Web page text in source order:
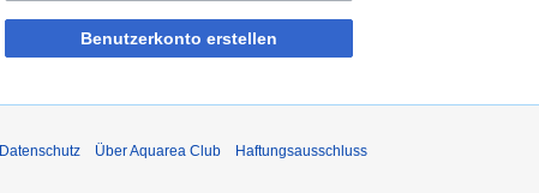
Benutzerkonto erstellen
Datenschutz Über Aquarea Club Haftungsausschluss